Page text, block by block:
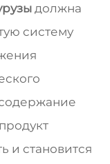
должна
систему
содержание
и становится